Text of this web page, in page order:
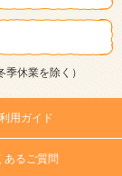
休業を除く）
用ガイド
あるご質問